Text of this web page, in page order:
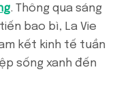
. Thông qua sáng
bao bì, La Vie
kết kinh tế tuần
sống xanh đến